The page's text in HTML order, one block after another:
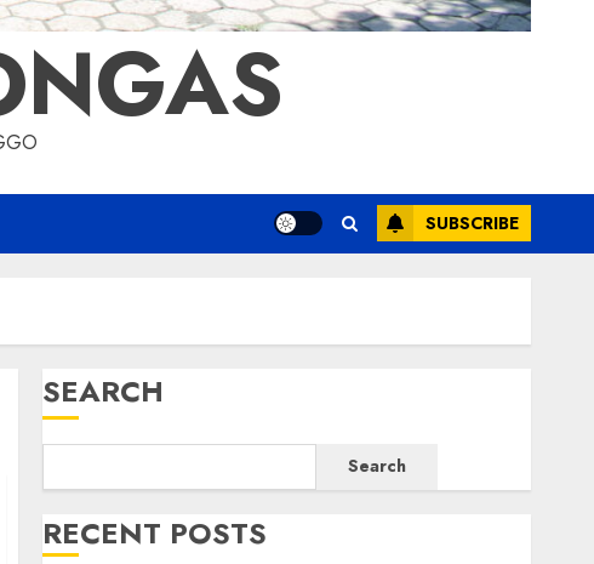
SUBSCRIBE
SEARCH
Search
RECENT POSTS